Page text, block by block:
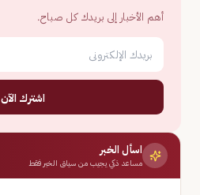
أهم الأخبار إلى بريدك كل صباح.
اشترك الآن
اسأل الخبر
مساعد ذكي يجيب من سياق الخبر فقط